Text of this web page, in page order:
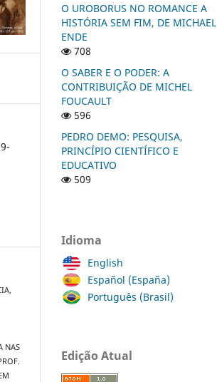
NAS
O UROBORUS NO ROMANCE A
HISTÓRIA SEM FIM, DE MICHAEL
ENDE
708
O SABER E O PODER: A
CONTRIBUIÇÃO DE MICHEL
FOUCAULT
596
PEDRO DEMO: PESQUISA,
PRINCÍPIO CIENTÍFICO E
EDUCATIVO
509
Idioma
English
Español (España)
Português (Brasil)
Edição Atual